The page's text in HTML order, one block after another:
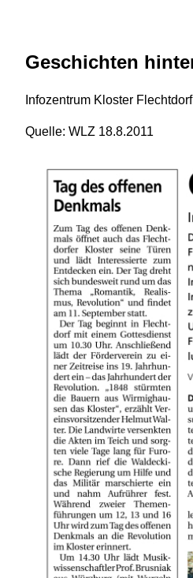
Geschichten
Infozentrum Kloster
Quelle: WLZ 18.8.2011